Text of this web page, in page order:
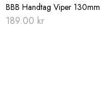
BBB Handtag Viper 130mm
189.00 kr